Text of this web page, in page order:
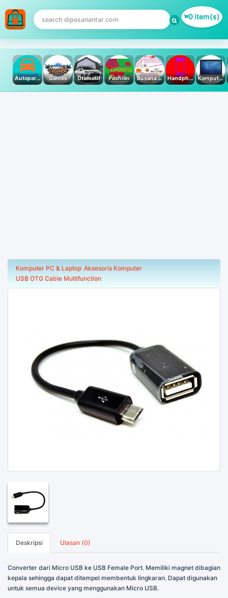
0 item(s)
Autoparts Games Otomotif Fashion Busana Muslim Handphone & Tablet Komputer PC & Laptop
Komputer PC & Laptop Aksesoris Komputer
USB OTG Cable Multifunction
Deskripsi Ulasan (0)
Converter dari Micro USB ke USB Female Port. Memiliki magnet dibagian
kepala sehingga dapat ditempel membentuk lingkaran. Dapat digunakan
untuk semua device yang menggunakan Micro USB.